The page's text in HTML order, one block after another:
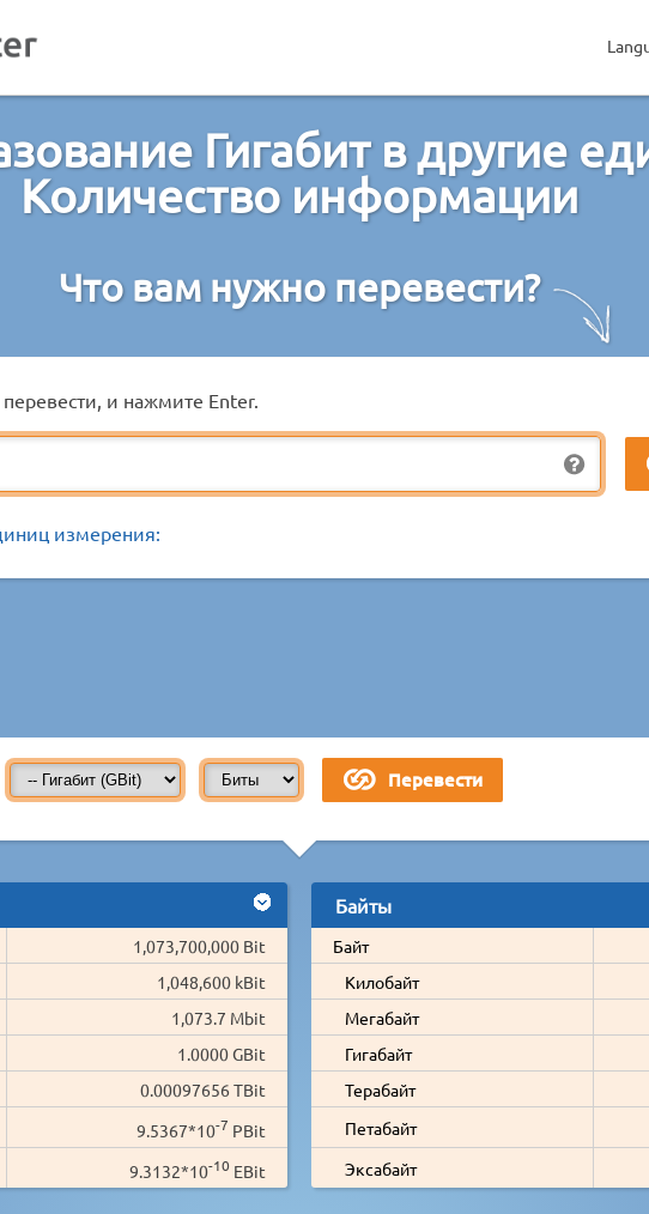
Гигабит в другие
Количество информации
Что вам нужно перевести?
и нажмите Enter.
измерения:
1,073,700,000 Bit
1,048,600 kBit
1,073.7 Mbit
1.0000 GBit
0.00097656 TBit
9.5367*10-7 PBit
9.3132*10-10 EBit
Байты
Байт
Килобайт
Мегабайт
Гигабайт
Терабайт
Петабайт
Эксабайт